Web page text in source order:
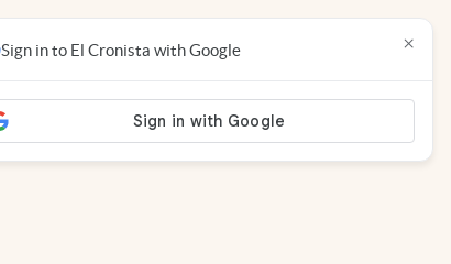
Sign in to El Cronista with Google ×